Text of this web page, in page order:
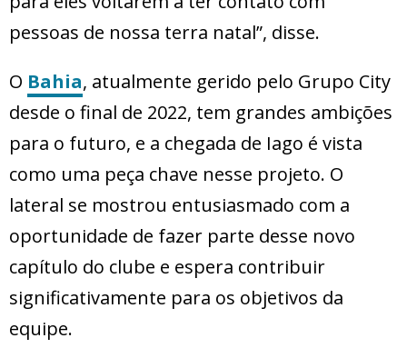
pessoas de nossa terra natal”, disse.
O Bahia, atualmente gerido pelo Grupo City
desde o final de 2022, tem grandes ambições
para o futuro, e a chegada de Iago é vista
como uma peça chave nesse projeto. O
lateral se mostrou entusiasmado com a
oportunidade de fazer parte desse novo
capítulo do clube e espera contribuir
significativamente para os objetivos da
equipe.